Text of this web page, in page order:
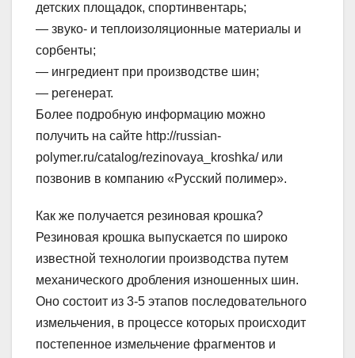
детских площадок, спортинвентарь;
— звуко- и теплоизоляционные материалы и
сорбенты;
— ингредиент при производстве шин;
— регенерат.
Более подробную информацию можно
получить на сайте http://russian-
polymer.ru/catalog/rezinovaya_kroshka/ или
позвонив в компанию «Русский полимер».
Как же получается резиновая крошка?
Резиновая крошка выпускается по широко
известной технологии производства путем
механического дробления изношенных шин.
Оно состоит из 3-5 этапов последовательного
измельчения, в процессе которых происходит
постепенное измельчение фрагментов и